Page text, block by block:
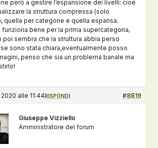
però a gestire l’espansione dei livelli: cioè
la struttura compressa (solo
quella per categorie e quella espansa.
funziona bene per la prima supercategoria,
poi sembra che la struttura abbia perso
se sono stata chiara,eventualmente posso
penso che sia un problema banale ma
alle 11:44 #8819
RISPONDI
Giuseppe Vizziello
Amministratore del forum